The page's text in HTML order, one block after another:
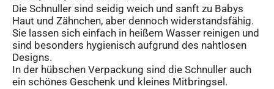
Die Schnuller sind seidig weich und sanft zu Babys
Haut und Zähnchen, aber dennoch widerstandsfähig.
Sie lassen sich einfach in heißem Wasser reinigen und
sind besonders hygienisch aufgrund des nahtlosen
Designs.
In der hübschen Verpackung sind die Schnuller auch
ein schönes Geschenk und kleines Mitbringsel.